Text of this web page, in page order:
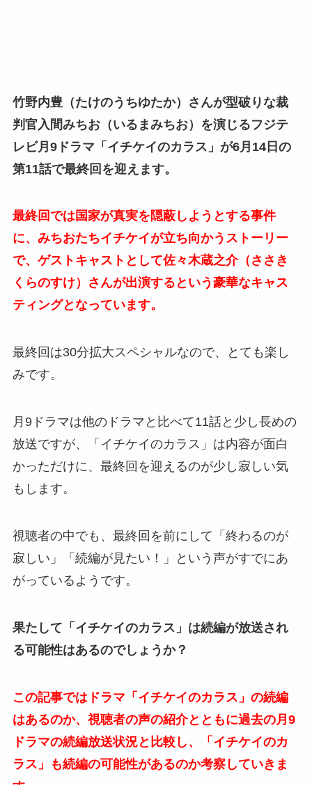
竹野内豊（たけのうちゆたか）さんが型破りな裁
判官入間みちお（いるまみちお）を演じるフジテ
レビ月9ドラマ「イチケイのカラス」が6月14日の
第11話で最終回を迎えます。
最終回では国家が真実を隠蔽しようとする事件
に、みちおたちイチケイが立ち向かうストーリー
で、ゲストキャストとして佐々木蔵之介（ささき
くらのすけ）さんが出演するという豪華なキャス
ティングとなっています。
最終回は30分拡大スペシャルなので、とても楽し
みです。
月9ドラマは他のドラマと比べて11話と少し長めの
放送ですが、「イチケイのカラス」は内容が面白
かっただけに、最終回を迎えるのが少し寂しい気
もします。
視聴者の中でも、最終回を前にして「終わるのが
寂しい」「続編が見たい！」という声がすでにあ
がっているようです。
果たして「イチケイのカラス」は続編が放送され
る可能性はあるのでしょうか？
この記事ではドラマ「イチケイのカラス」の続編
はあるのか、視聴者の声の紹介とともに過去の月9
ドラマの続編放送状況と比較し、「イチケイのカ
ラス」も続編の可能性があるのか考察していきま